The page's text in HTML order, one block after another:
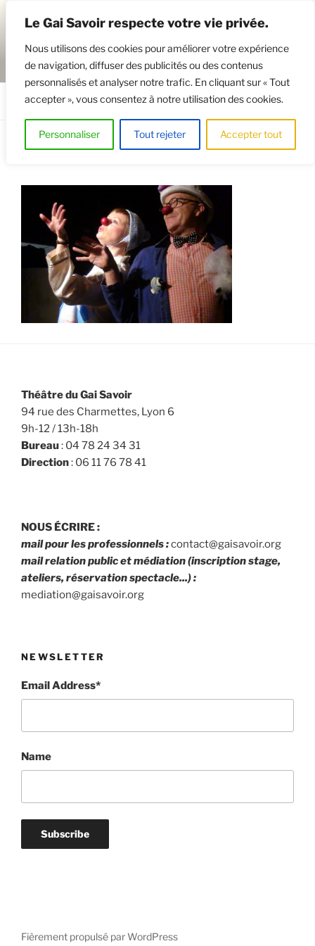
Le Gai Savoir respecte votre vie privée.
Nous utilisons des cookies pour améliorer votre expérience
de navigation, diffuser des publicités ou des contenus
personnalisés et analyser notre trafic. En cliquant sur « Tout
accepter », vous consentez à notre utilisation des cookies.
Personnaliser Tout rejeter Accepter tout
contenu
principal
GAISAVOIR
Osez le théâtre !
Menu
Théâtre du Gai Savoir
94 rue des Charmettes, Lyon 6
9h-12 / 13h-18h
Bureau: 04 78 24 34 31
Direction: 06 11 76 78 41
NOUS ÉCRIRE :
mail pour les professionnels :contact@gaisavoir.org
mail relation public et médiation (inscription stage,
ateliers, réservation spectacle...) :
mediation@gaisavoir.org
NEWSLETTER
Email Address*
Name
Fièrement propulsé par WordPress